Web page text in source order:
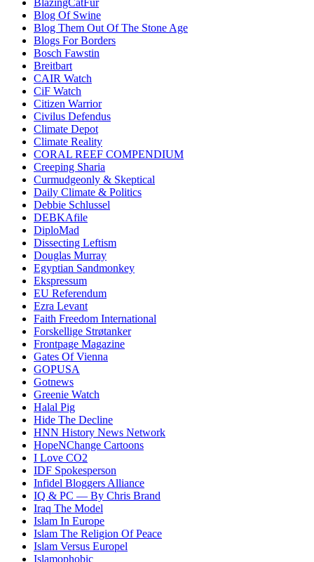
Blog Of Swine
Blog Them Out Of The Stone Age
Blogs For Borders
Bosch Fawstin
Breitbart
CAIR Watch
CiF Watch
Citizen Warrior
Civilus Defendus
Climate Depot
Climate Reality
CORAL REEF COMPENDIUM
Creeping Sharia
Curmudgeonly & Skeptical
Daily Climate & Politics
Debbie Schlussel
DEBKAfile
DiploMad
Dissecting Leftism
Douglas Murray
Egyptian Sandmonkey
Ekspressum
EU Referendum
Ezra Levant
Faith Freedom International
Forskellige Strøtanker
Frontpage Magazine
Gates Of Vienna
GOPUSA
Gotnews
Greenie Watch
Halal Pig
Hide The Decline
HNN History News Network
HopeNChange Cartoons
I Love CO2
IDF Spokesperson
Infidel Bloggers Alliance
IQ & PC — By Chris Brand
Iraq The Model
Islam In Europe
Islam The Religion Of Peace
Islam Versus Europel
Islamophobic